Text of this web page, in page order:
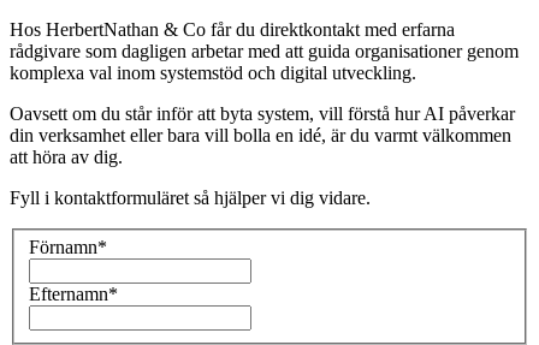
Hos HerbertNathan & Co får du direktkontakt med erfarna
rådgivare som dagligen arbetar med att guida organisationer genom
komplexa val inom systemstöd och digital utveckling.
Oavsett om du står inför att byta system, vill förstå hur AI påverkar
din verksamhet eller bara vill bolla en idé, är du varmt välkommen
att höra av dig.
Fyll i kontaktformuläret så hjälper vi dig vidare.
Förnamn*
Efternamn*